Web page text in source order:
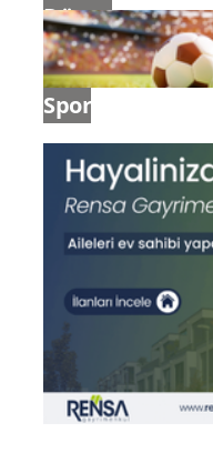
Dünya
Spor